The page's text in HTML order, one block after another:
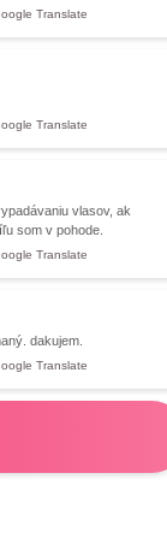
Translate
Translate
vlasov, ak
som v pohode.
Translate
dakujem.
Translate